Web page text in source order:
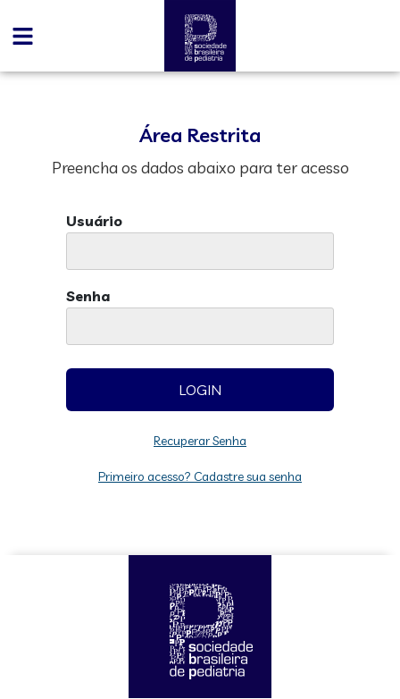
Área Restrita
Preencha os dados abaixo para ter acesso
Usuário
Senha
Recuperar Senha
Primeiro acesso? Cadastre sua senha